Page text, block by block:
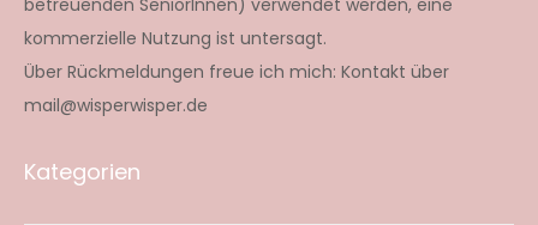
betreuenden SeniorInnen) verwendet werden, eine
kommerzielle Nutzung ist untersagt.
Über Rückmeldungen freue ich mich: Kontakt über
mail@wisperwisper.de
Kategorien